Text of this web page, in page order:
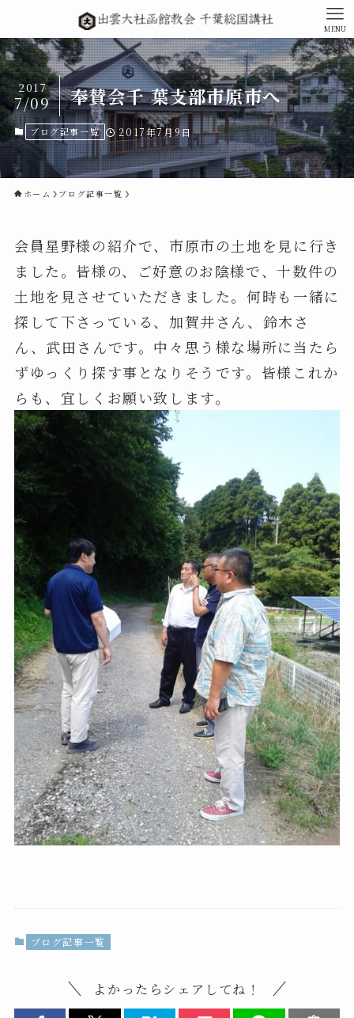
MENU
奉賛会千 葉支部市原市へ
2017
7/09
ブログ記事一覧 2017年7月9日
ホーム ブログ記事一覧
会員星野様の紹介で、市原市の土地を見に行き
ました。皆様の、ご好意のお陰様で、十数件の
土地を見させていただきました。何時も一緒に
探して下さっている、加賀井さん、鈴木さ
ん、武田さんです。中々思う様な場所に当たら
ずゆっくり探す事となりそうです。皆様これか
らも、宜しくお願い致します。
ブログ記事一覧
よかったらシェアしてね！